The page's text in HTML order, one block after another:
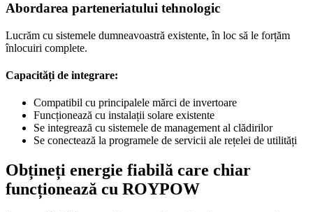
Abordarea parteneriatului tehnologic
Lucrăm cu sistemele dumneavoastră existente, în loc să le forțăm
înlocuiri complete.
Capacități de integrare:
Compatibil cu principalele mărci de invertoare
Funcționează cu instalații solare existente
Se integrează cu sistemele de management al clădirilor
Se conectează la programele de servicii ale rețelei de utilități
Obțineți energie fiabilă care chiar
funcționează cu ROYPOW